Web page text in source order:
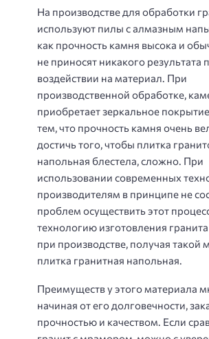
На производстве для обработки
используют пилы с алмазным
как прочность камня высока и
не приносят никакого результата
воздействии на материал. При
производственной обработке,
приобретает зеркальное
тем, что прочность камня очень
достичь того, чтобы плитка
напольная блестела, сложно. При
использовании современных
производителям в принципе не
проблем осуществить этот
технологию изготовления
при производстве, получая такой
плитка гранитная напольная.
Преимуществ у этого материала
начиная от его долговечности,
прочностью и качеством. Если